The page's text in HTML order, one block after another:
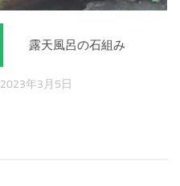
露天風呂の石組み
2023年3月5日